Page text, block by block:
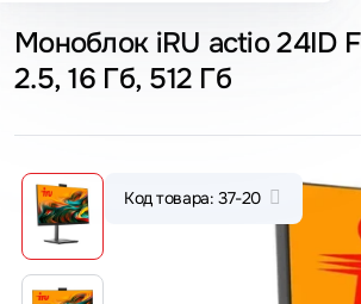
Моноблок iRU actio 24ID
2.5, 16 Гб, 512 Гб
Код товара: 37-20